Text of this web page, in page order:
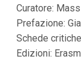
Curatore:
Prefazione:
Schede
Edizioni: